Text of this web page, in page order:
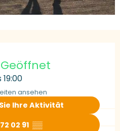
19:00
ansehen
Ihre Aktivität
02 91 ▒▒